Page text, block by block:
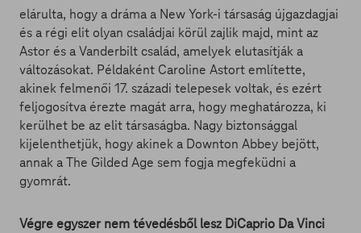
elárulta, hogy a dráma a New York-i társaság újgazdagjai
és a régi elit olyan családjai körül zajlik majd, mint az
Astor és a Vanderbilt család, amelyek elutasítják a
változásokat. Példaként Caroline Astort említette,
akinek felmenői 17. századi telepesek voltak, és ezért
feljogosítva érezte magát arra, hogy meghatározza, ki
kerülhet be az elit társaságba. Nagy biztonsággal
kijelenthetjük, hogy akinek a Downton Abbey bejött,
annak a The Gilded Age sem fogja megfeküdni a
gyomrát.
Végre egyszer nem tévedésből lesz DiCaprio Da Vinci